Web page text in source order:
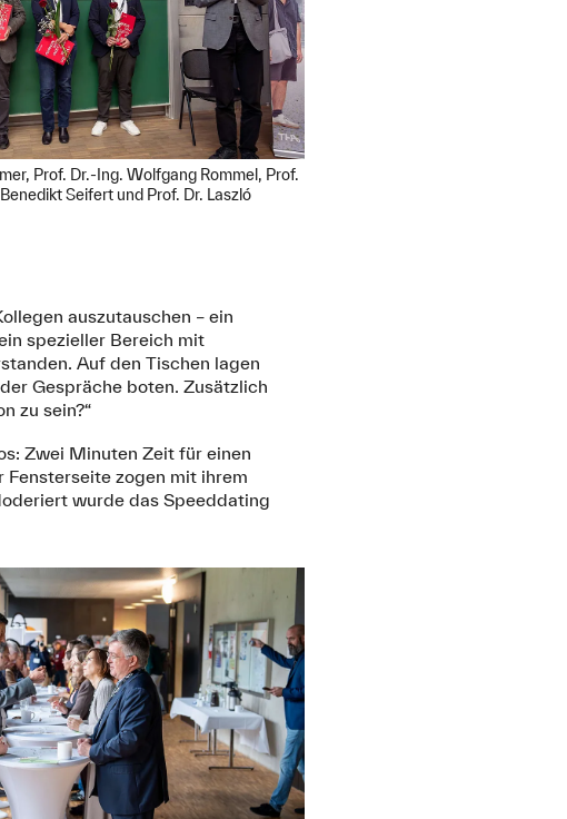
Prof. Dr.-Ing. Wolfgang Rommel, Prof.
Seifert und Prof. Dr. Laszló
auszutauschen – ein
spezieller Bereich mit
Auf den Tischen lagen
Gespräche boten. Zusätzlich
zu sein?“
Zwei Minuten Zeit für einen
Fensterseite zogen mit ihrem
wurde das Speeddating